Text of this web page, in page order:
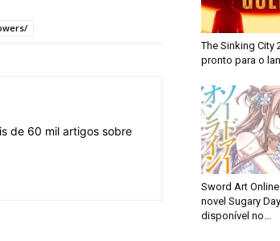
de 60 mil artigos sobre
The Sinking City
pronto para o
Sword Art
novel Sugary
disponível no...